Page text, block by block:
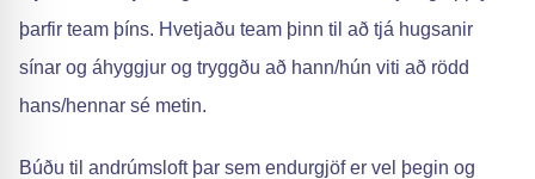
þarfir team þíns. Hvetjaðu team þinn til að tjá hugsanir
sínar og áhyggjur og tryggðu að hann/hún viti að rödd
hans/hennar sé metin.
Búðu til andrúmsloft þar sem endurgjöf er vel þegin og